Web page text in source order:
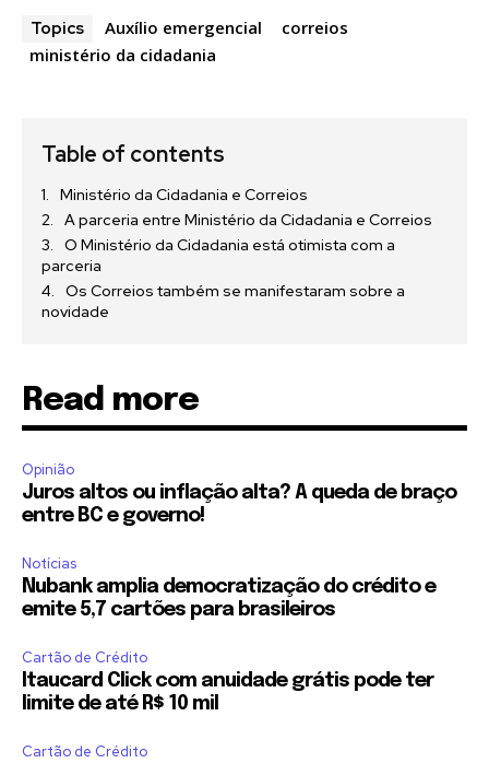
Topics Auxílio emergencial
correios
ministério da cidadania
Table of contents
Ministério da Cidadania e Correios
A parceria entre Ministério da Cidadania e Correios
O Ministério da Cidadania está otimista com a
parceria
Os Correios também se manifestaram sobre a
novidade
Read more
Opinião
Juros altos ou inflação alta? A queda de braço
entre BC e governo!
Notícias
Nubank amplia democratização do crédito e
emite 5,7 cartões para brasileiros
Cartão de Crédito
Itaucard Click com anuidade grátis pode ter
limite de até R$ 10 mil
Cartão de Crédito